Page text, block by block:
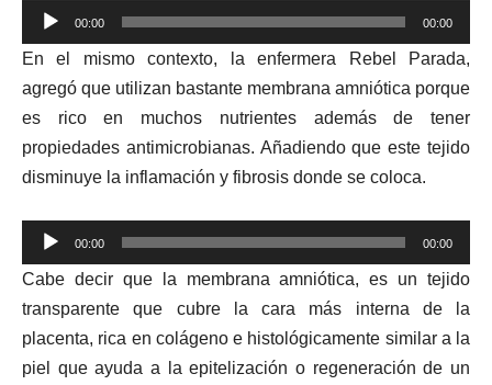
Reproductor
de
audio
00:00 00:00
En el mismo contexto, la enfermera Rebel Parada,
agregó que utilizan bastante membrana amniótica porque
es rico en muchos nutrientes además de tener
propiedades antimicrobianas. Añadiendo que este tejido
disminuye la inflamación y fibrosis donde se coloca.
Reproductor
de
audio
00:00 00:00
Cabe decir que la membrana amniótica, es un tejido
transparente que cubre la cara más interna de la
placenta, rica en colágeno e histológicamente similar a la
piel que ayuda a la epitelización o regeneración de un